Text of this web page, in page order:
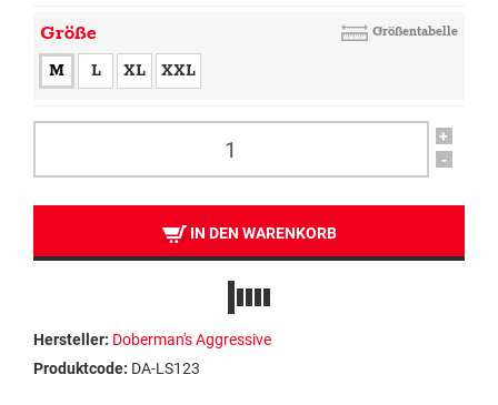
Größe Größentabelle
M L XL XXL
+
-
IN DEN WARENKORB
Hersteller: Doberman's Aggressive
Produktcode: DA-LS123